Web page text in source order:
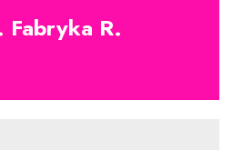
Fabryka R.